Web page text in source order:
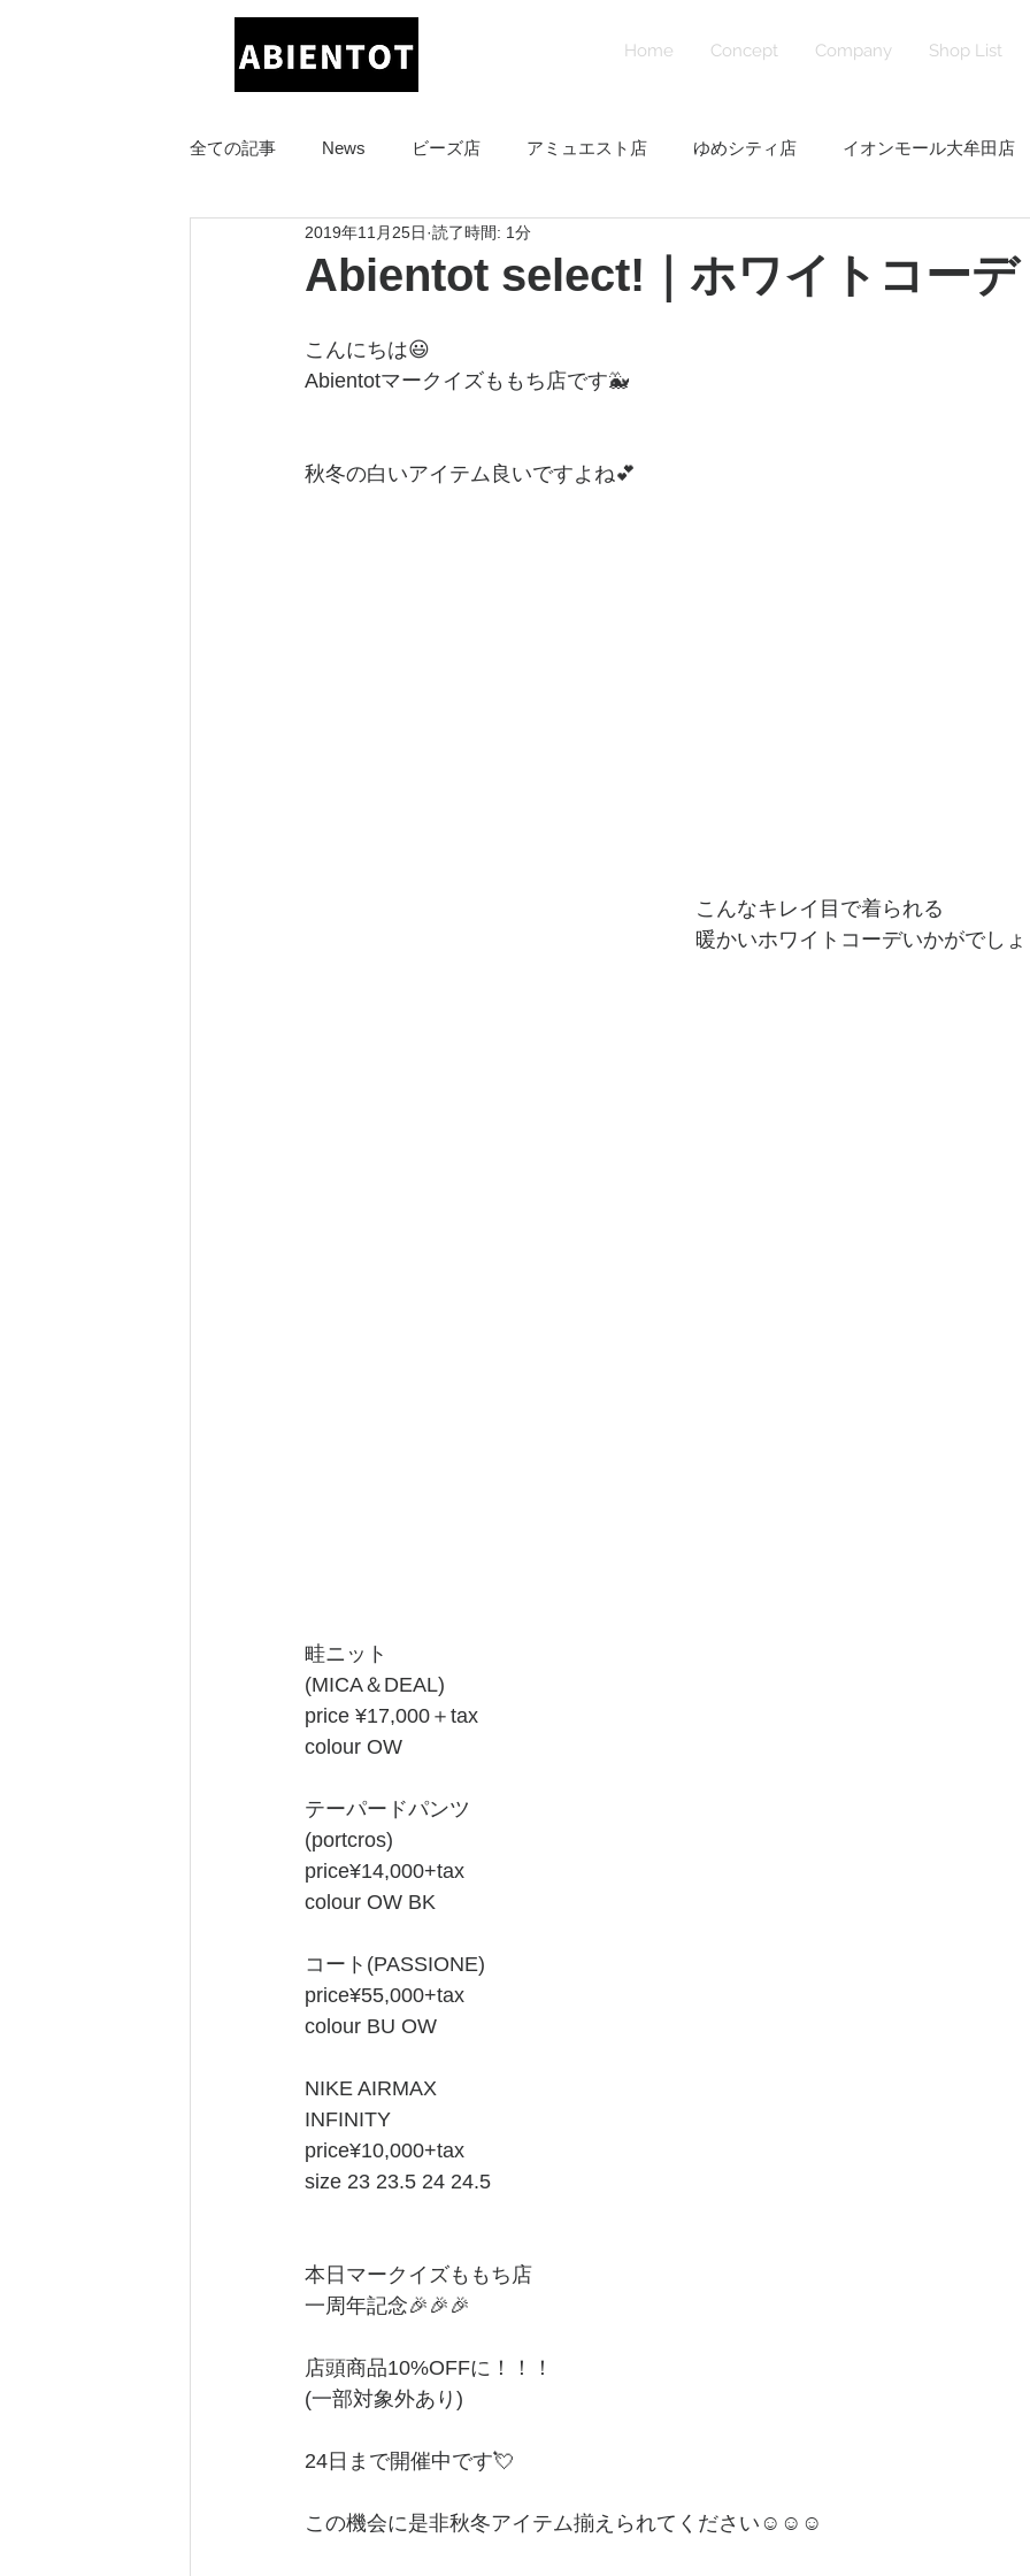
Home Concept Company Shop List
全ての記事 News ビーズ店 アミュエスト店 ゆめシティ店 イオンモール大牟田店
イオンモール福津店 させぼ五番街店
Abientot select!｜ホワイトコーデ
2019年11月25日 読了時間: 1分
こんにちは😃
Abientotマークイズももち店です🐳
秋冬の白いアイテム良いですよね💕
こんなキレイ目で着られる
暖かいホワイトコーデいかがでし
畦ニット
(MICA＆DEAL)
price ¥17,000＋tax
colour OW
テーパードパンツ
(portcros)
price¥14,000+tax
colour OW BK
コート(PASSIONE)
price¥55,000+tax
colour BU OW
NIKE AIRMAX
INFINITY
price¥10,000+tax
size 23 23.5 24 24.5
本日マークイズももち店
一周年記念🎉🎉🎉
店頭商品10%OFFに！！！
(一部対象外あり)
24日まで開催中です💘
この機会に是非秋冬アイテム揃えられてください☺️☺️☺️